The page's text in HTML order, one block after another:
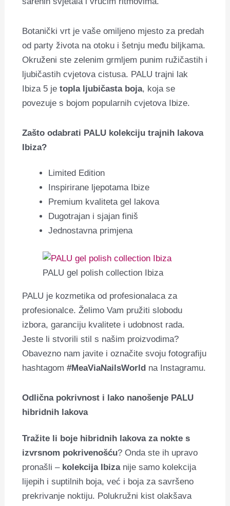
Botanički vrt je vaše omiljeno mjesto za predah
od party života na otoku i šetnju među biljkama.
Okruženi ste zelenim grmljem punim ružičastih i
ljubičastih cvjetova cistusa. PALU trajni lak
Ibiza 5 jetopla ljubičasta boja, koja se
povezuje s bojom popularnih cvjetova Ibize.
Zašto odabrati PALU kolekciju trajnih lakova
Ibiza?
Limited Edition
Inspirirane ljepotama Ibize
Premium kvaliteta gel lakova
Dugotrajan i sjajan finiš
Jednostavna primjena
PALU gel polish collection Ibiza
PALU je kozmetika od profesionalaca za
profesionalce. Želimo Vam pružiti slobodu
izbora, garanciju kvalitete i udobnost rada.
Jeste li stvorili stil s našim proizvodima?
Obavezno nam javite i označite svoju fotografiju
hashtagom#MeaViaNailsWorld na Instagramu.
Odlična pokrivnost i lako nanošenje PALU
hibridnih lakova
Tražite li boje hibridnih lakova za nokte s
izvrsnom pokrivenošću? Onda ste ih upravo
pronašli – kolekcija Ibizanije samo kolekcija
lijepih i suptilnih boja, već i boja za savršeno
prekrivanje noktiju. Polukružni kist olakšava